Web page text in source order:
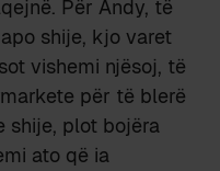
Për Andy, të
shije, kjo varet
vishemi njësoj, të
për të blerë
shije, plot bojëra
ato që ia